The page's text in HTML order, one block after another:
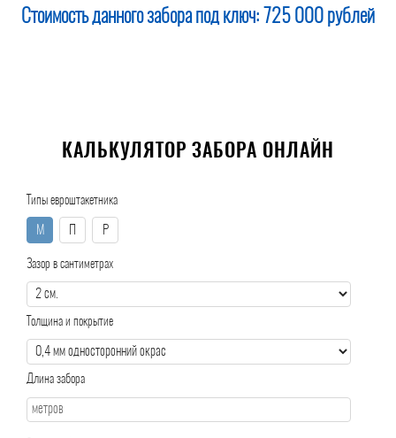
Стоимость данного забора под ключ: 725 000 рублей
КАЛЬКУЛЯТОР ЗАБОРА ОНЛАЙН
Типы евроштакетника
М Р
Зазор в сантиметрах
Толщина и покрытие
Длина забора